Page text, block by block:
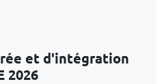
et d'intégration
2026